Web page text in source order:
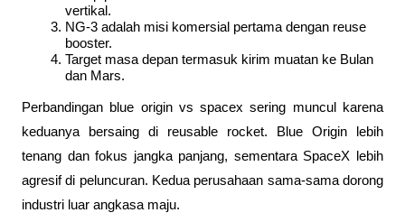
vertikal.
NG-3 adalah misi komersial pertama dengan reuse
booster.
Target masa depan termasuk kirim muatan ke Bulan
dan Mars.
Perbandingan blue origin vs spacex sering muncul karena
keduanya bersaing di reusable rocket. Blue Origin lebih
tenang dan fokus jangka panjang, sementara SpaceX lebih
agresif di peluncuran. Kedua perusahaan sama-sama dorong
industri luar angkasa maju.